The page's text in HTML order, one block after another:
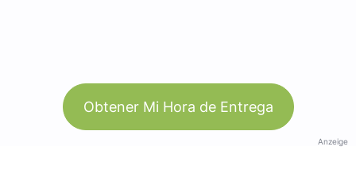
Obtener Mi Hora de Entrega
Anzeige